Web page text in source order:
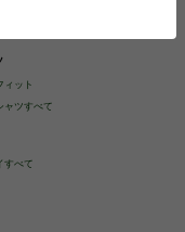
ィット
ャツすべて
すべて